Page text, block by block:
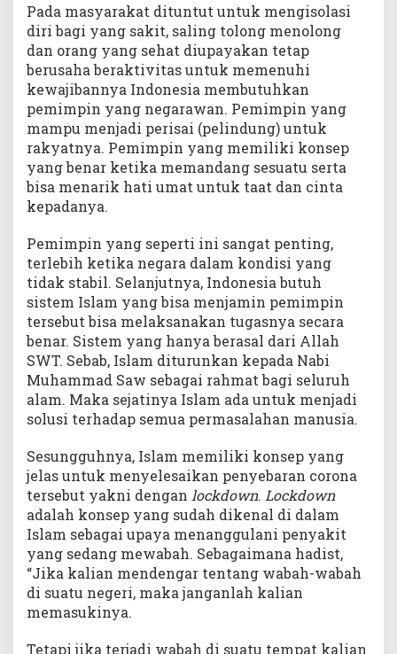
Pada masyarakat dituntut untuk mengisolasi
diri bagi yang sakit, saling tolong menolong
dan orang yang sehat diupayakan tetap
berusaha beraktivitas untuk memenuhi
kewajibannya Indonesia membutuhkan
pemimpin yang negarawan. Pemimpin yang
mampu menjadi perisai (pelindung) untuk
rakyatnya. Pemimpin yang memiliki konsep
yang benar ketika memandang sesuatu serta
bisa menarik hati umat untuk taat dan cinta
kepadanya.
Pemimpin yang seperti ini sangat penting,
terlebih ketika negara dalam kondisi yang
tidak stabil. Selanjutnya, Indonesia butuh
sistem Islam yang bisa menjamin pemimpin
tersebut bisa melaksanakan tugasnya secara
benar. Sistem yang hanya berasal dari Allah
SWT. Sebab, Islam diturunkan kepada Nabi
Muhammad Saw sebagai rahmat bagi seluruh
alam. Maka sejatinya Islam ada untuk menjadi
solusi terhadap semua permasalahan manusia.
Sesungguhnya, Islam memiliki konsep yang
jelas untuk menyelesaikan penyebaran corona
tersebut yakni dengan lockdown. Lockdown
adalah konsep yang sudah dikenal di dalam
Islam sebagai upaya menanggulani penyakit
yang sedang mewabah. Sebagaimana hadist,
“Jika kalian mendengar tentang wabah-wabah
di suatu negeri, maka janganlah kalian
memasukinya.
Tetapi jika terjadi wabah di suatu tempat kalian